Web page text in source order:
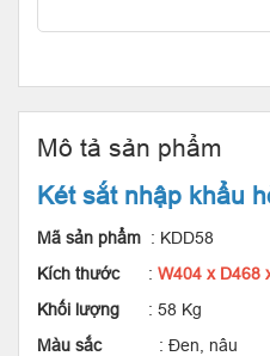
Mô tả sản phẩm
Két sắt nhập khẩu
Mã sản phẩm : KDD58
Kích thước
: W404 x D468
Khối lượng
: 58 Kg
Màu sắc
: Đen, nâu